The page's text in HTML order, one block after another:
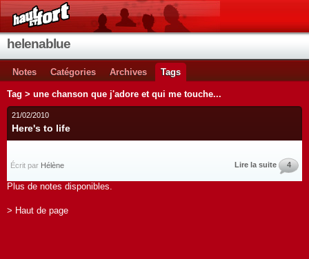
helenablue
Notes Catégories Archives Tags
Tag > une chanson que j'adore et qui me touche...
21/02/2010
Here's to life
Écrit par Hélène Lire la suite 4
Plus de notes disponibles.
> Haut de page